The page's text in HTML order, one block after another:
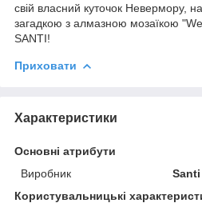
свій власний куточок Невермору,
загадкою з алмазною мозаїкою
SANTI!
Приховати
Характеристики
Основні атрибути
Виробник
Santi
Користувальницькі